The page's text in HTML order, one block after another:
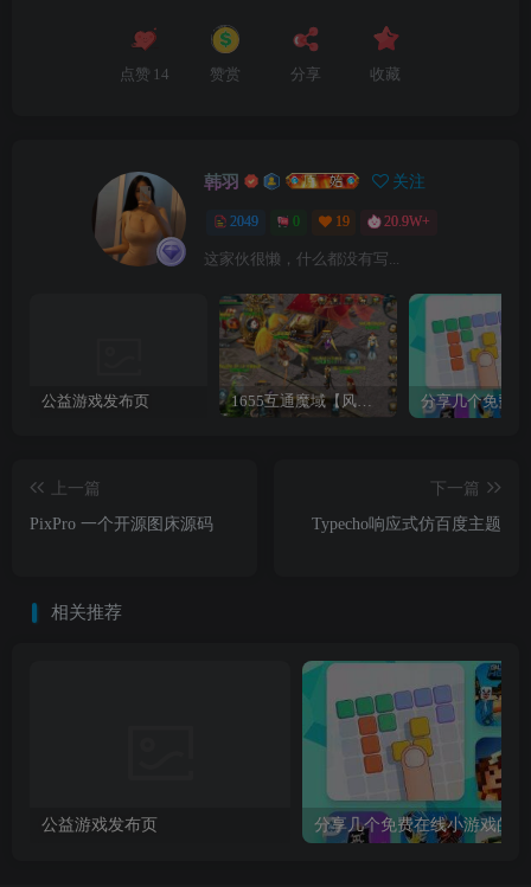
点赞 14 赞赏 分享 收藏
韩羽 关注
2049 0 19 20.9W+
这家伙很懒，什么都没有写...
公益游戏发布页 1655互通魔域【风雪天下第二季】最新整理Win系半手工服务端+本地验证+本地注册+全套工具+详细搭建教程
上一篇
PixPro 一个开源图床源码
下一篇
Typecho响应式仿百度主题
相关推荐
公益游戏发布页 分享几个免费在线小游戏的